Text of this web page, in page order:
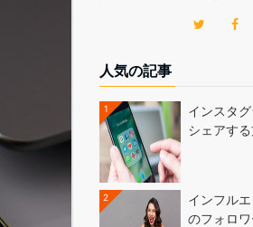
人気の記事
1
インスタ
シェアす
2
インフル
のフォロ